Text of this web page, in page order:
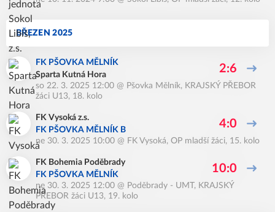
BŘEZEN 2025
FK PŠOVKA MĚLNÍK
Sparta Kutná Hora
2:6
so 22. 3. 2025 12:00 @ Pšovka Mělník, KRAJSKÝ PŘEBOR
žáci U13, 18. kolo
FK Vysoká z.s.
FK PŠOVKA MĚLNÍK B
4:0
ne 30. 3. 2025 10:00 @ FK Vysoká, OP mladší žáci, 15. kolo
FK Bohemia Poděbrady
FK PŠOVKA MĚLNÍK
10:0
ne 30. 3. 2025 12:00 @ Poděbrady - UMT , KRAJSKÝ
PŘEBOR žáci U13, 19. kolo